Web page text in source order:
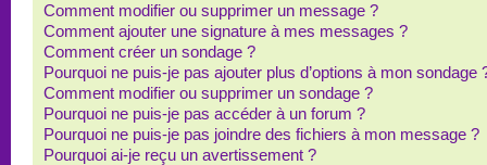
Comment modifier ou supprimer un message ?
Comment ajouter une signature à mes messages ?
Comment créer un sondage ?
Pourquoi ne puis-je pas ajouter plus d’options à mon sondage
Comment modifier ou supprimer un sondage ?
Pourquoi ne puis-je pas accéder à un forum ?
Pourquoi ne puis-je pas joindre des fichiers à mon message ?
Pourquoi ai-je reçu un avertissement ?